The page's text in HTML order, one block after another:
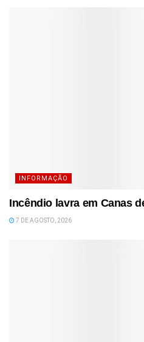
INFORMAÇÃO
Incêndio lavra em Canas
7 DE AGOSTO, 2026